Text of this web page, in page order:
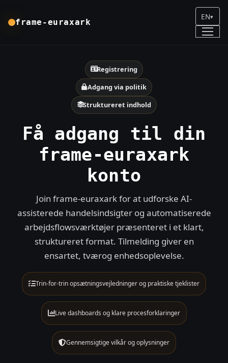
frame-euraxark
EN▾
Registrering
Adgang via politik
Struktureret indhold
Få adgang til din
frame-euraxark
konto
Join frame-euraxark for at udforske AI-
assisterede handelsindsigter og automatiserede
arbejdsflowsværktøjer præsenteret i et klart,
struktureret format. Tilmelding giver en
ensartet, tværog enhedsoplevelse.
Trin-for-trin opsætningsvejledninger og praktiske tjeklister
Live dashboards og klare procesforklaringer
Gennemsigtige vilkår og oplysninger